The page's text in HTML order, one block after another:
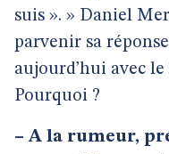
suis ». » Daniel
parvenir sa
aujourd’hui avec
Pourquoi ?
– A la rumeur,